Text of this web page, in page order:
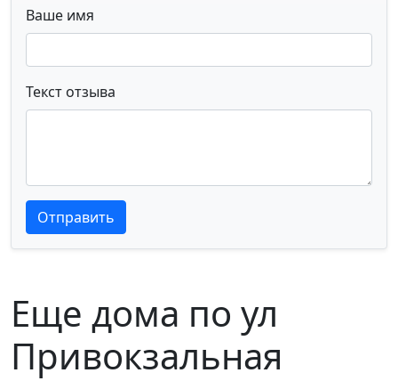
Ваше имя
Текст отзыва
Текст отзыва
Текст отзыва
Отправить
Еще дома по ул
Привокзальная